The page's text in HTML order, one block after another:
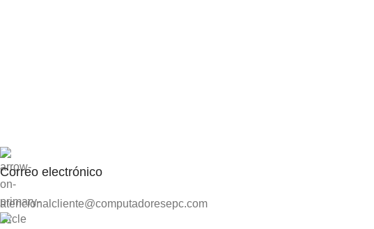
Correo electrónico
atencionalcliente@computadoresepc.com